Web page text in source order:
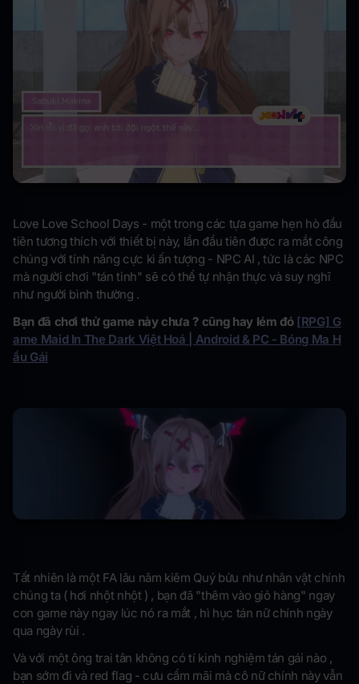
Love Love School Days - một trong các tựa game hẹn hò đầu
tiên tương thích với thiết bị này, lần đầu tiên được ra mắt công
chúng với tính năng cực kì ấn tượng - NPC AI , tức là các NPC
mà người chơi "tán tỉnh" sẽ có thể tự nhận thực và suy nghĩ
như người bình thường .
Bạn đã chơi thử game này chưa ? cũng hay lém đó [RPG] G
ame Maid In The Dark Việt Hoá | Android & PC - Bóng Ma H
ầu Gái
Tất nhiên là một FA lâu năm kiêm Quý bửu như nhân vật chính
chúng ta ( hơi nhột nhột ) , bạn đã "thêm vào giỏ hàng" ngay
con game này ngay lúc nó ra mắt , hì hục tán nữ chính ngày
qua ngày rùi .
Và với một ông trai tân không có tí kinh nghiệm tán gái nào ,
bạn sớm đi và red flag - cưu cẩm mãi mà cô nữ chính này vẫn